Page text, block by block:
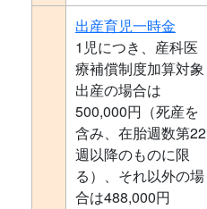
出産育児一時金
1児につき、産科医
療補償制度加算対象
出産の場合は
500,000円（死産を
含み、在胎週数第22
週以降のものに限
る）、それ以外の場
合は488,000円